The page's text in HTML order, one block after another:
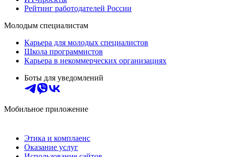
Рейтинг работодателей России
Молодым специалистам
Карьера для молодых специалистов
Школа программистов
Карьера в некоммерческих организациях
Боты для уведомлений
Мобильное приложение
Этика и комплаенс
Оказание услуг